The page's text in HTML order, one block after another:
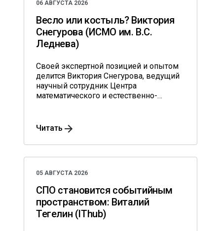
06 АВГУСТА 2026
Весло или костыль? Виктория
Снегурова (ИСМО им. В.С.
Леднева)
Своей экспертной позицией и опытом
делится Виктория Снегурова, ведущий
научный сотрудник Центра
математического и естественно-
обучения им. В.С. Леднева.
Читать
05 АВГУСТА 2026
СПО становится событийным
пространством: Виталий
Тегелин (IThub)